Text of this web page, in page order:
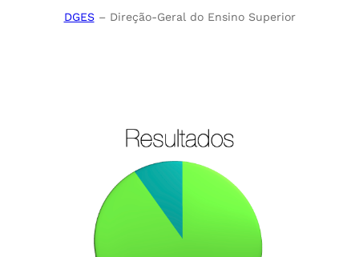
DGES– Direção-Geral do Ensino Superior